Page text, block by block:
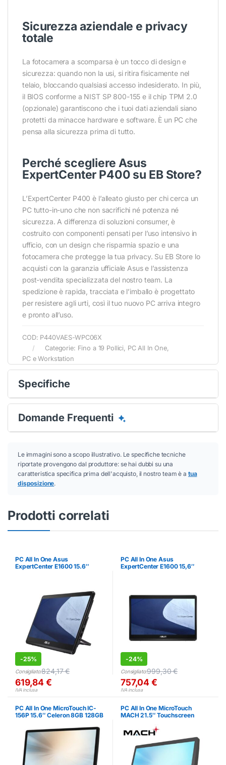
Sicurezza aziendale e privacy
totale
La fotocamera a scomparsa è un tocco di design e
sicurezza: quando non la usi, si ritira fisicamente nel
telaio, bloccando qualsiasi accesso indesiderato. In più,
il BIOS conforme a NIST SP 800-155 e il chip TPM 2.0
(opzionale) garantiscono che i tuoi dati aziendali siano
protetti da minacce hardware e software. È un PC che
pensa alla sicurezza prima di tutto.
Perché scegliere Asus
ExpertCenter P400 su EB Store?
L’ExpertCenter P400 è l’alleato giusto per chi cerca un
PC tutto-in-uno che non sacrifichi né potenza né
sicurezza. A differenza di soluzioni consumer, è
costruito con componenti pensati per l’uso intensivo in
ufficio, con un design che risparmia spazio e una
fotocamera che protegge la tua privacy. Su EB Store lo
acquisti con la garanzia ufficiale Asus e l’assistenza
post-vendita specializzata del nostro team. La
spedizione è rapida, tracciata e l’imballo è progettato
per resistere agli urti, così il tuo nuovo PC arriva integro
e pronto all’uso.
COD: P440VAES-WPC06X
Categorie: Fino a 19 Pollici, PC All In One,
PC e Workstation
Specifiche
Domande Frequenti
Le immagini sono a scopo illustrativo. Le specifiche tecniche
riportate provengono dal produttore: se hai dubbi su una
caratteristica specifica prima dell'acquisto, il nostro team è a tua
disposizione.
Prodotti correlati
PC All In One Asus
ExpertCenter E1600 15.6″
-25%
Consigliato:824,17€
619,84€
IVA inclusa
PC All In One Asus
ExpertCenter E1600 15,6″
-24%
Consigliato:999,30€
757,04€
IVA inclusa
PC All In One MicroTouch IC-
156P 15.6″ Celeron 8GB 128GB
PC All In One MicroTouch
MACH 21.5″ Touchscreen
Win11